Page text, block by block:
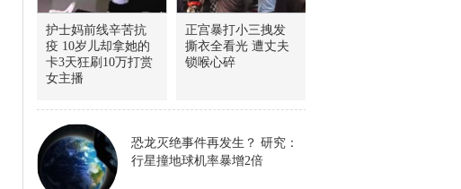
护士妈前线辛苦抗
疫 10岁儿却拿她的
卡3天狂刷10万打赏
女主播
正宫暴打小三拽发
撕衣全看光 遭丈夫
锁喉心碎
恐龙灭绝事件再发生？ 研究：
行星撞地球机率暴增2倍